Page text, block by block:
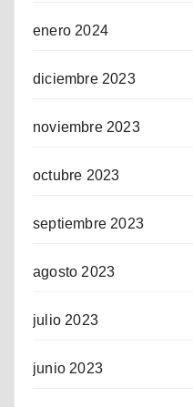
enero 2024
diciembre 2023
noviembre 2023
octubre 2023
septiembre 2023
agosto 2023
julio 2023
junio 2023